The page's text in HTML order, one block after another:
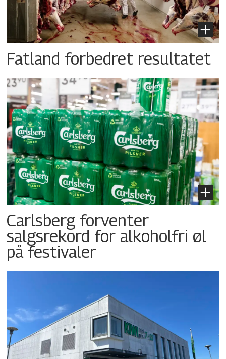
Fatland forbedret resultatet
Carlsberg forventer
salgsrekord for alkoholfri øl
på festivaler